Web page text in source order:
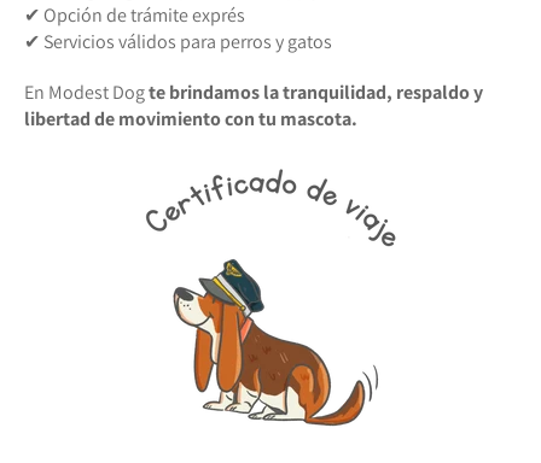
✔ Opción de trámite exprés
✔ Servicios válidos para perros y gatos
En Modest Dogte brindamos la tranquilidad, respaldo y
libertad de movimiento con tu mascota.